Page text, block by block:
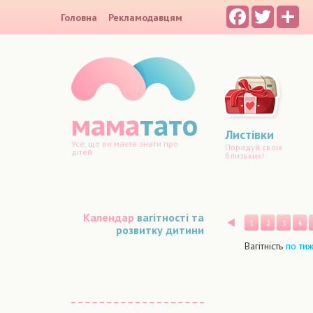
Головна Рекламодавцям FacebookTwitter
маматато
Усе, що ви маєте знати про
дітей
Листівки
Порадуй своїх
близьких!
Календар вагітності та
розвитку дитини
Назад
1 2 3 4
Вагітність по